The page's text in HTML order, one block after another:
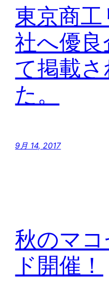
東京商
社へ優
て掲載
た。
9月 14, 2017
秋のマ
ド開催！